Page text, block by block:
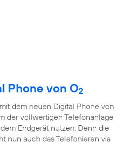
Phone von O2
dem neuen Digital Phone von
der vollwertigen Telefonanlage
Endgerät nutzen. Denn die
nun auch das Telefonieren via